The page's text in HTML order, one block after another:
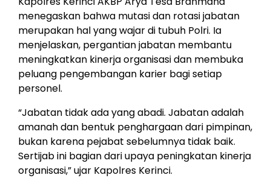
menegaskan bahwa mutasi dan rotasi jabatan
merupakan hal yang wajar di tubuh Polri. Ia
menjelaskan, pergantian jabatan membantu
meningkatkan kinerja organisasi dan membuka
peluang pengembangan karier bagi setiap
personel.
“Jabatan tidak ada yang abadi. Jabatan adalah
amanah dan bentuk penghargaan dari pimpinan,
bukan karena pejabat sebelumnya tidak baik.
Sertijab ini bagian dari upaya peningkatan kinerja
organisasi,” ujar Kapolres Kerinci.